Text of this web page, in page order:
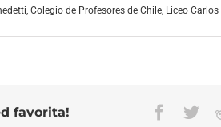
, Colegio de Profesores de Chile, Liceo
favorita!